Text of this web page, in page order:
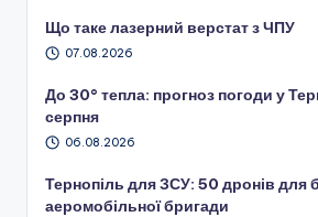
Що таке лазерний верстат з ЧПУ
07.08.2026
До 30° тепла: прогноз погоди у
серпня
06.08.2026
Тернопіль для ЗСУ: 50 дронів для
аеромобільної бригади